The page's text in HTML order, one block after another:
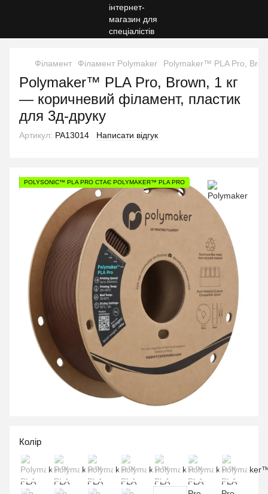
Філамент Філамент Polymaker Polymaker™ PLA Pro,
Polymaker™ PLA Pro, Brown, 1 кг
— коричневий філамент, пластик
для 3д-друку
Артикул: PA13014 Написати відгук
POLYSONIC™ PLA PRO СТАЄ POLYMAKER™ PLA PRO
Колір